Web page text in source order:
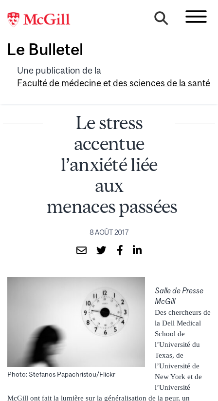
Le Bulletel
Une publication de la
Faculté de médecine et des sciences de la santé
Le stress
accentue
l’anxiété liée
aux
menaces passées
8 AOÛT 2017
Photo: Stefanos Papachristou/Flickr
Salle de Presse
McGill
Des chercheurs de
la Dell Medical
School de
l’Université du
Texas, de
l’Université de
New York et de
l’Université
McGill ont fait la lumière sur la généralisation de la peur, un